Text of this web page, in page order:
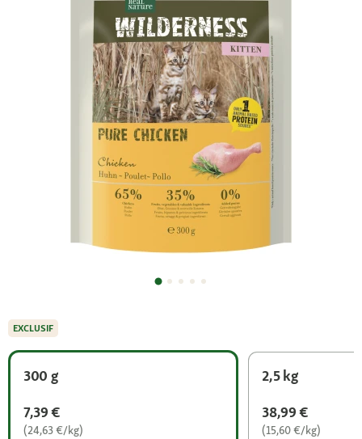
300 g
7,39 €
(24,63 €/kg)
2,5 kg
38,99 €
(15,60 €/kg)
EXCLUSIF